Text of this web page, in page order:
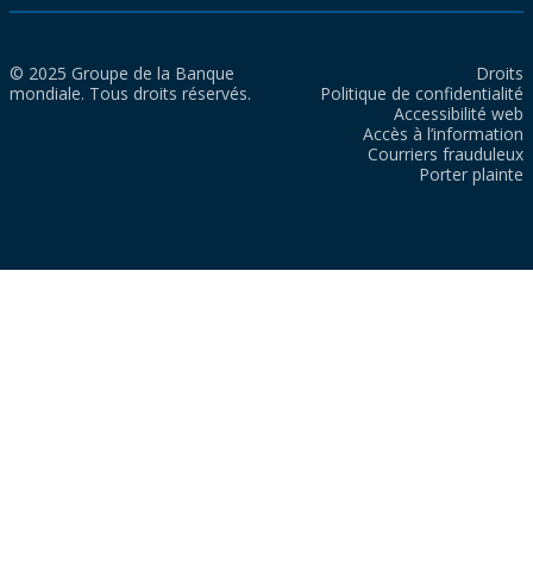
© 2025 Groupe de la Banque
mondiale. Tous droits réservés.
Droits
Politique de confidentialité
Accessibilité web
Accès à l’information
Courriers frauduleux
Porter plainte